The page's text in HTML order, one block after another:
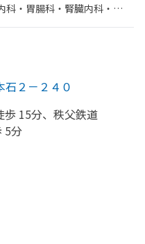
科・​胃腸科・​腎臓内科・外
石２－２４０
15分、 秩父鉄道
5分